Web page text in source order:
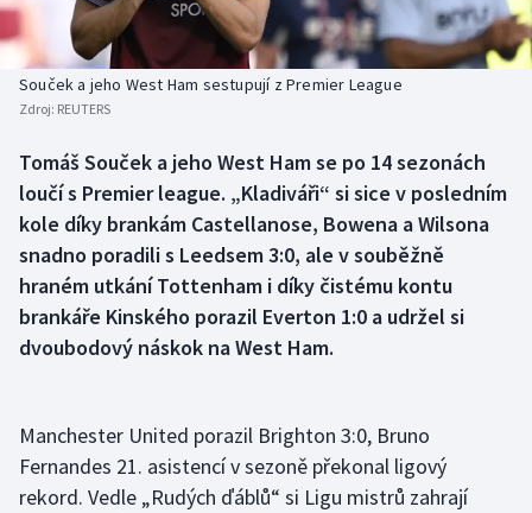
Basketbal
Biatlon
Box
Curling
Dostihy
Futsal
Golf
Historické návraty
Aplikace ČT sport
Souček a jeho West Ham sestupují z Premier League
Zdroj: REUTERS
Tomáš Souček a jeho West Ham se po 14 sezonách
loučí s Premier league. „Kladiváři“ si sice v posledním
kole díky brankám Castellanose, Bowena a Wilsona
snadno poradili s Leedsem 3:0, ale v souběžně
hraném utkání Tottenham i díky čistému kontu
brankáře Kinského porazil Everton 1:0 a udržel si
dvoubodový náskok na West Ham.
Manchester United porazil Brighton 3:0, Bruno
Fernandes 21. asistencí v sezoně překonal ligový
rekord. Vedle „Rudých ďáblů“ si Ligu mistrů zahrají